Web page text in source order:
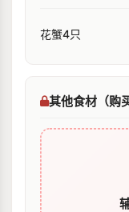
花蟹4只
其他食材（购